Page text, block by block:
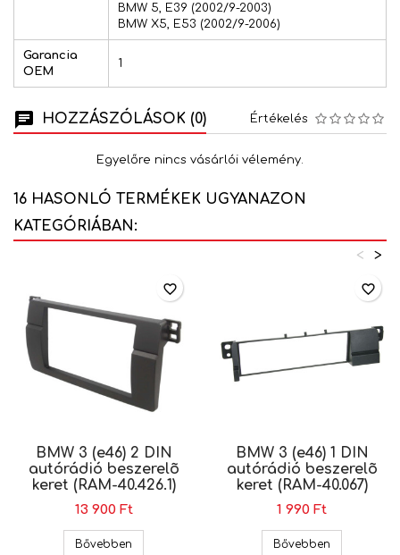
BMW 5, E39 (2002/9-2003)
BMW X5, E53 (2002/9-2006)
Garancia
OEM
1
HOZZÁSZÓLÁSOK (0) Értékelés
Egyelőre nincs vásárlói vélemény.
16 HASONLÓ TERMÉKEK UGYANAZON
KATEGÓRIÁBAN:
>
<
BMW 3 (e46) 2 DIN
autórádió beszerelõ
keret (RAM-40.426.1)
13 900 Ft
Bővebben BMW 3 (e46) 2 DIN autórádió beszerelõ keret
favorite_border
BMW 3 (e46) 1 DIN
autórádió beszerelõ
keret (RAM-40.067)
1 990 Ft
Bővebben
favorite_border